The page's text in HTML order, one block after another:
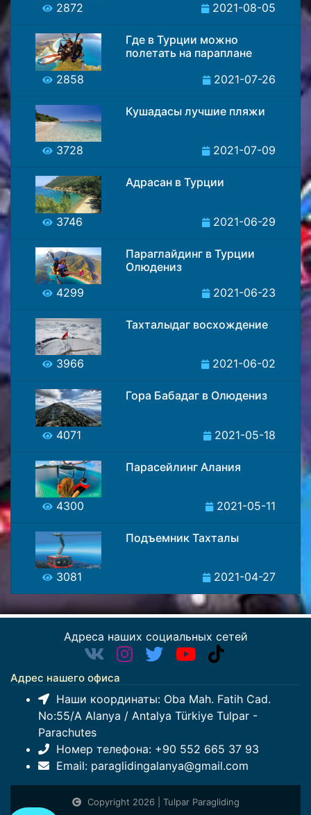
2872
2021-08-05
Где в Турции можно
полетать на параплане
2858
2021-07-26
Кушадасы лучшие пляжи
3728 2021-07-09
Адрасан в Турции
3746 2021-06-29
Параглайдинг в Турции
Олюдениз
4299
2021-06-23
Тахталыдаг восхождение
3966 2021-06-02
Гора Бабадаг в Олюдениз
4071 2021-05-18
Парасейлинг Алания
4300 2021-05-11
Подъемник Тахталы
3081 2021-04-27
Адреса наших социальных сетей
Адрес нашего офиса
Наши координаты: Oba Mah. Fatih Cad.
No:55/A Alanya / Antalya Türkiye Tulpar -
Parachutes
Номер телефона: +90 552 665 37 93
Email: paraglidingalanya@gmail.com
Copyright 2026 | Tulpar Paragliding